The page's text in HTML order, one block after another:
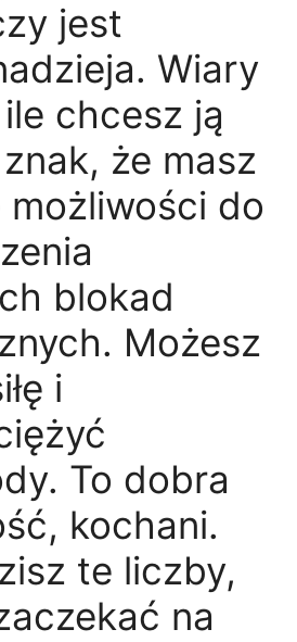
jest
Wiary
chcesz ją
że masz
możliwości do
blokad
Możesz
i
To dobra
kochani.
te liczby,
na